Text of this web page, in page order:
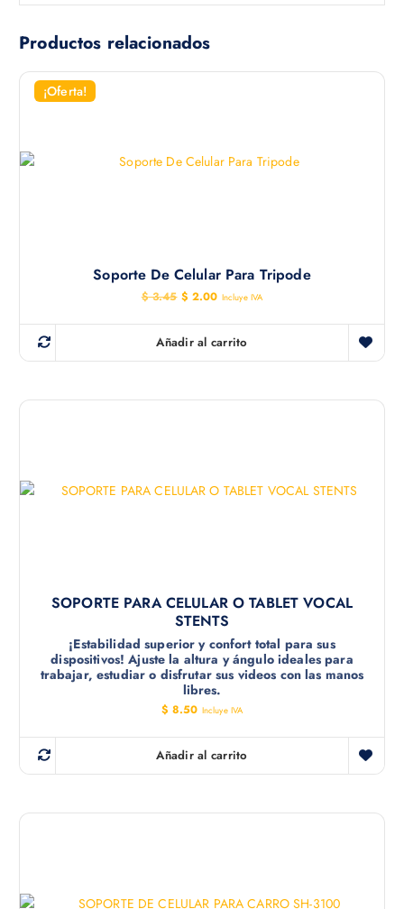
Productos relacionados
¡Oferta!
Soporte De Celular Para Tripode
$3.45 E
p
r
e
c
o
a
l
3
.
4
.
$ 2.00E
p
r
e
c
a
e
s
0
.
Incluye IVA
Añadir al carrito
SOPORTE PARA CELULAR O TABLET VOCAL
STENTS
¡Estabilidad superior y confort total para sus
dispositivos! Ajuste la altura y ángulo ideales para
trabajar, estudiar o disfrutar sus videos con las manos
libres.
$ 8.50 Incluye IVA
Añadir al carrito